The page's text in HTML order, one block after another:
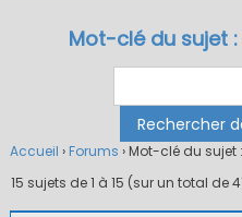
Mot-clé du sujet
Accueil › Forums ›Mot-clé du
15 sujets de 1 à 15 (sur un total de